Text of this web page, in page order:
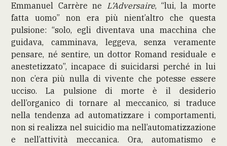
Emmanuel Carrère ne L’Adversaire, “lui, la morte
fatta uomo” non era più nient’altro che questa
pulsione: “solo, egli diventava una macchina che
guidava, camminava, leggeva, senza veramente
pensare, né sentire, un dottor Romand residuale e
anestetizzato”, incapace di suicidarsi perché in lui
non c’era più nulla di vivente che potesse essere
ucciso. La pulsione di morte è il desiderio
dell’organico di tornare al meccanico, si traduce
nella tendenza ad automatizzare i comportamenti,
non si realizza nel suicidio ma nell’automatizzazione
e nell’attività meccanica. Ora, automatismo e